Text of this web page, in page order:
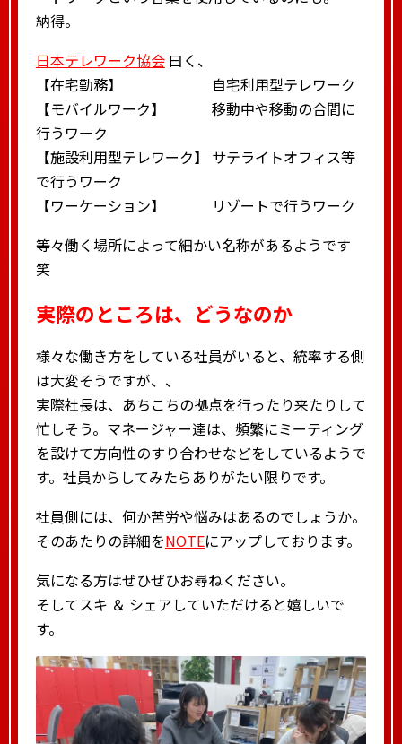
納得。
日本テレワーク協会 曰く、
【在宅勤務】 自宅利用型テレワーク
【モバイルワーク】 移動中や移動の合間に
行うワーク
【施設利用型テレワーク】 サテライトオフィス等
で行うワーク
【ワーケーション】 リゾートで行うワーク
等々働く場所によって細かい名称があるようです
笑
実際のところは、どうなのか
様々な働き方をしている社員がいると、統率する側
は大変そうですが、、
実際社長は、あちこちの拠点を行ったり来たりして
忙しそう。マネージャー達は、頻繁にミーティング
を設けて方向性のすり合わせなどをしているようで
す。社員からしてみたらありがたい限りです。
社員側には、何か苦労や悩みはあるのでしょうか。
そのあたりの詳細をNOTEにアップしております。
気になる方はぜひぜひお尋ねください。
そしてスキ ＆ シェアしていただけると嬉しいで
す。